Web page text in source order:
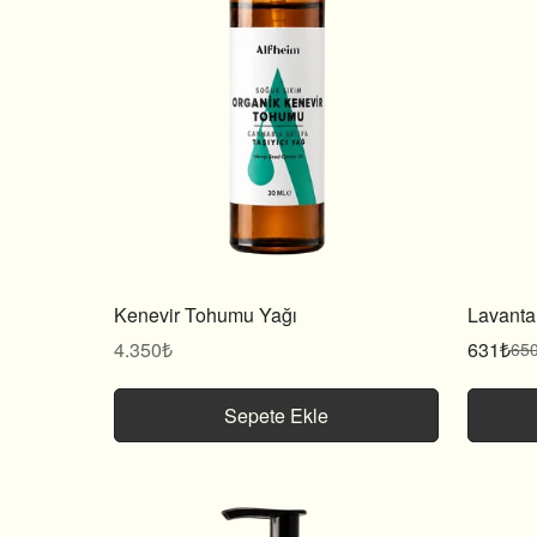
Kenevir Tohumu Yağı
Normal
4.350₺
Sepete Ekle
Satış
fiyatı
631₺
Normal
fiyat